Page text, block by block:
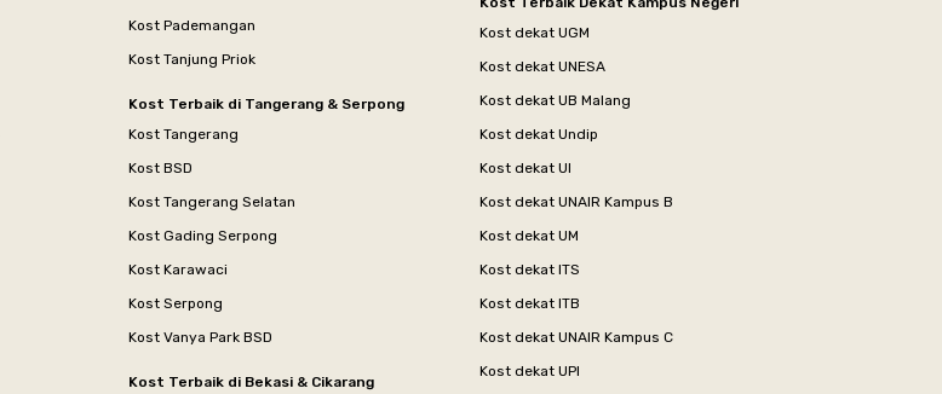
Kost Pademangan
Kost Tanjung Priok
Kost Terbaik di Tangerang & Serpong
Kost Tangerang
Kost BSD
Kost Tangerang Selatan
Kost Gading Serpong
Kost Karawaci
Kost Serpong
Kost Vanya Park BSD
Kost Terbaik di Bekasi & Cikarang
Kost dekat UGM
Kost dekat UNESA
Kost dekat UB Malang
Kost dekat Undip
Kost dekat UI
Kost dekat UNAIR Kampus B
Kost dekat UM
Kost dekat ITS
Kost dekat ITB
Kost dekat UNAIR Kampus C
Kost dekat UPI